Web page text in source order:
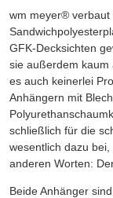
wm meyer®
GFK-Decksichten
sie außerdem kaum
es auch keinerlei
Anhängern mit
schließlich für die
wesentlich dazu
anderen Worten:
Beide Anhänger